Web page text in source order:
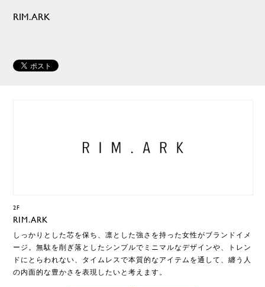
RIM.ARK
2F
RIM.ARK
しっかりとした芯を保ち、凛とした強さを持った女性がブランドイメ
ージ。無駄を削ぎ落としたシンプルでミニマルなデザインや、トレン
ドにとらわれない、タイムレスで本質的なアイテムを通して、纏う人
の内面的な豊かさを表現したいと考えます。